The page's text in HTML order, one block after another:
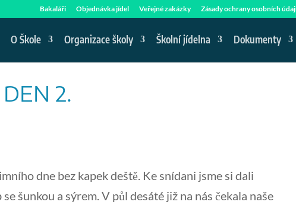
Bakaláři Objednávka jídel Veřejné zakázky Zásady ochrany osobních
O Škole Organizace školy Školní jídelna Dokumenty
2.
dne bez kapek deště. Ke snídani jsme si dali
šunkou a sýrem. V půl desáté již na nás čekala naše